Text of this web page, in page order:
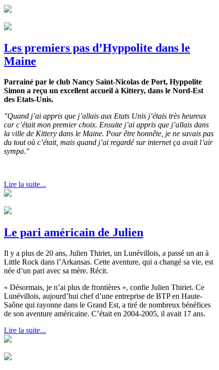
Les premiers pas d’Hyppolite dans le
Maine
Parrainé par le club Nancy Saint-Nicolas de Port, Hyppolite
Simon a reçu un excellent accueil à Kittery, dans le Nord-Est
des Etats-Unis.
"Quand j’ai appris que j’allais aux Etats Unis j’étais très heureux
car c’était mon premier choix. Ensuite j’ai appris que j’allais dans
la ville de Kittery dans le Maine. Pour être honnête, je ne savais pas
du tout où c’était, mais quand j’ai regardé sur internet ça avait l’air
sympa."
Lire la suite...
Le pari américain de Julien
Il y a plus de 20 ans, Julien Thiriet, un Lunévillois, a passé un an à
Little Rock dans l’Arkansas. Cette aventure, qui a changé sa vie, est
née d’un pari avec sa mère. Récit.
« Désormais, je n’ai plus de frontières », confie Julien Thiriet. Ce
Lunévillois, aujourd’hui chef d’une entreprise de BTP en Haute-
Saône qui rayonne dans le Grand Est, a tiré de nombreux bénéfices
de son aventure américaine. C’était en 2004-2005, il avait 17 ans.
Lire la suite...